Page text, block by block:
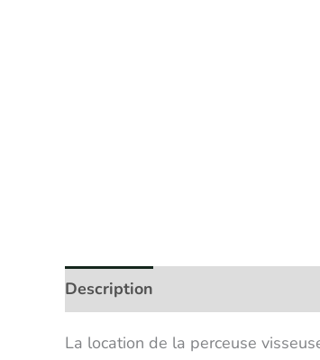
Description
La location de la perceuse